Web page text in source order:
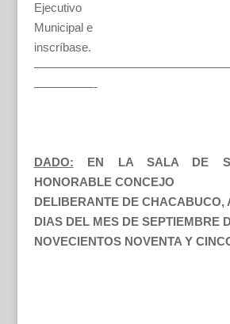
Ejecutivo
Municipal e
inscríbase.
—————-
DADO:
EN LA SALA DE
HONORABLE CONCEJO
DELIBERANTE DE CHACABUCO,
DIAS DEL MES DE SEPTIEMBRE
NOVECIENTOS NOVENTA Y